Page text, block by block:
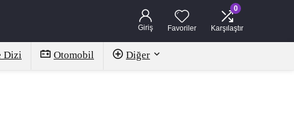
Giriş Favoriler
0
Karşılaştır
Dizi Otomobil Diğer